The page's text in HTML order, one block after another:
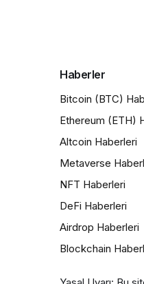
Haberler
Bitcoin (BTC)
Ethereum (ETH)
Altcoin Haberleri
Metaverse
NFT Haberleri
DeFi Haberleri
Airdrop Haberleri
Blockchain